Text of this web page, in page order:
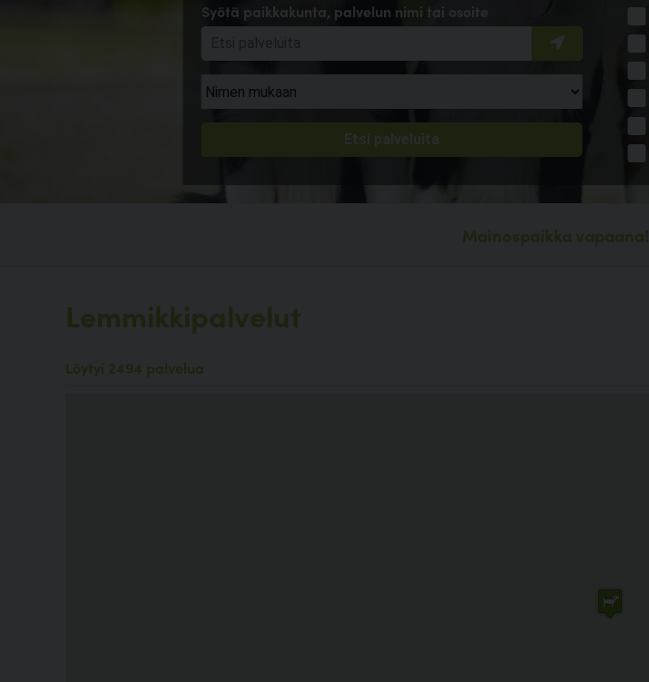
Syötä paikkakunta, palvelun nimi tai osoite
Mainospaikka vapaana!
Lemmikkipalvelut
Löytyi 2494 palvelua